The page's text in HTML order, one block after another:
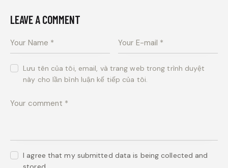
LEAVE A COMMENT
Lưu tên của tôi, email, và trang web trong trình duyệt
này cho lần bình luận kế tiếp của tôi.
I agree that my submitted data is being collected and